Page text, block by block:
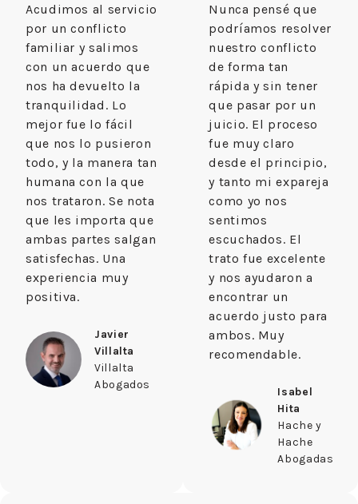
Acudimos al servicio
por un conflicto
familiar y salimos
con un acuerdo que
nos ha devuelto la
tranquilidad. Lo
mejor fue lo fácil
que nos lo pusieron
todo, y la manera tan
humana con la que
nos trataron. Se nota
que les importa que
ambas partes salgan
satisfechas. Una
experiencia muy
positiva.
Javier
Villalta
Villalta
Abogados
Nunca pensé que
podríamos resolver
nuestro conflicto
de forma tan
rápida y sin tener
que pasar por un
juicio. El proceso
fue muy claro
desde el principio,
y tanto mi expareja
como yo nos
sentimos
escuchados. El
trato fue excelente
y nos ayudaron a
encontrar un
acuerdo justo para
ambos. Muy
recomendable.
Isabel
Hita
Hache y
Hache
Abogadas